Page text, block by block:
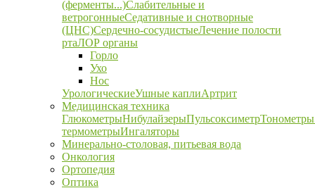
(ферменты...)Слабительные и
ветрогонныеСедативные и снотворные
(ЦНС)Сердечно-сосудистыеЛечение полости
ртаЛОР органы
Горло
Ухо
Нос
УрологическиеУшные каплиАртрит
Медицинская техника
ГлюкометрыНибулайзерыПульсоксиметрТонометры
термометрыИнгаляторы
Минерально-столовая, питьевая вода
Онкология
Ортопедия
Оптика